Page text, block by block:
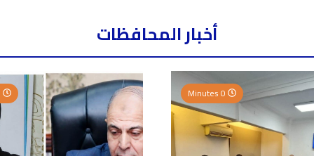
أخبار المحافظات